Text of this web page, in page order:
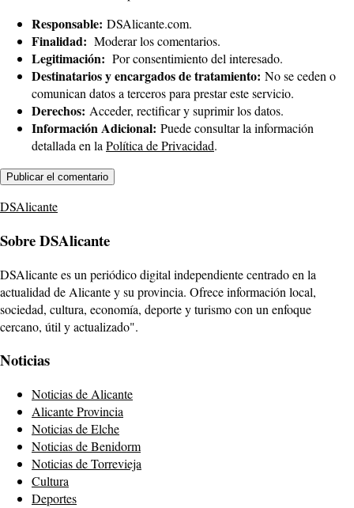
Responsable: DSAlicante.com.
Finalidad: Moderar los comentarios.
Legitimación: Por consentimiento del interesado.
Destinatarios y encargados de tratamiento: No se ceden o
comunican datos a terceros para prestar este servicio.
Derechos: Acceder, rectificar y suprimir los datos.
Información Adicional: Puede consultar la información
detallada en la Política de Privacidad.
DSAlicante
Sobre DSAlicante
DSAlicante es un periódico digital independiente centrado en la
actualidad de Alicante y su provincia. Ofrece información local,
sociedad, cultura, economía, deporte y turismo con un enfoque
cercano, útil y actualizado".
Noticias
Noticias de Alicante
Alicante Provincia
Noticias de Elche
Noticias de Benidorm
Noticias de Torrevieja
Cultura
Deportes